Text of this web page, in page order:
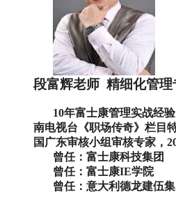
段富辉老师 精细化管理
10年富士康管理实战经验
南电视台《职场传奇》栏目
国广东审核小组审核专家，
曾任：富士康科技集团
曾任： 富士康IE学院
曾任：意大利德龙建伍集